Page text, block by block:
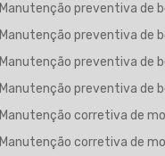
Manutenção preventiva de
Manutenção preventiva de
Manutenção preventiva de
Manutenção preventiva de
Manutenção corretiva de
Manutenção corretiva de